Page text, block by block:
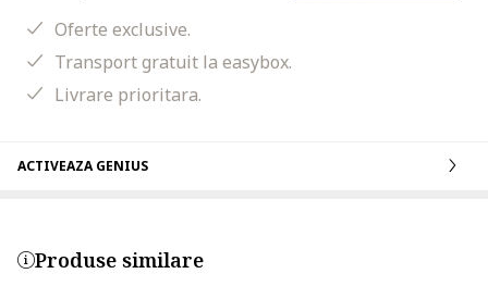
Oferte exclusive.
Transport gratuit la easybox.
Livrare prioritara.
ACTIVEAZA GENIUS
Produse similare